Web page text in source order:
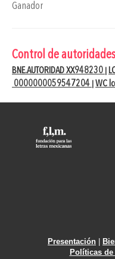
Ganador
Control de autoridades
BNE.AUTORIDAD XX948230
0000000059547204 WC
Presentación
Políticas